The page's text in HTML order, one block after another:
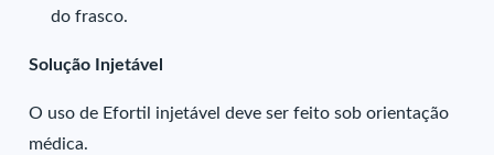
do frasco.
Solução Injetável
O uso de Efortil injetável deve ser feito sob orientação
médica.